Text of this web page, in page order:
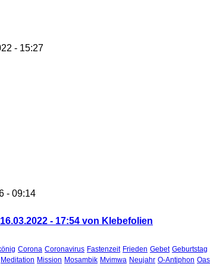
- 15:27
- 09:14
16.03.2022 - 17:54 von Klebefolien
Corona Coronavirus Fastenzeit Frieden Gebet Geburtstag
Meditation Mission Mosambik Mvimwa Neujahr O-Antiphon